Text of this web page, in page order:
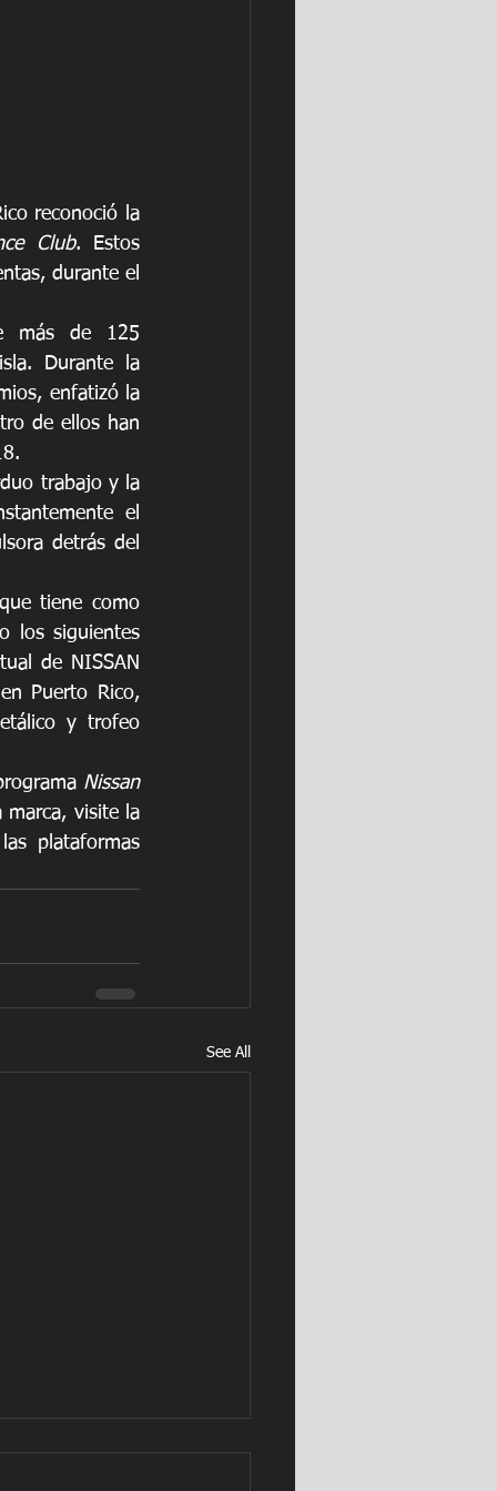
reconoció la
Club. Estos
durante el
más de 125
Durante la
enfatizó la
de ellos han
trabajo y la
el
detrás del
tiene como
los siguientes
de NISSAN
Puerto Rico,
y trofeo
Nissan
marca, visite la
plataformas
See All